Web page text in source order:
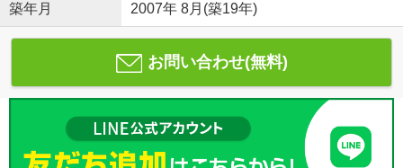
築年月 2007年 8月(築19年)
お問い合わせ(無料)